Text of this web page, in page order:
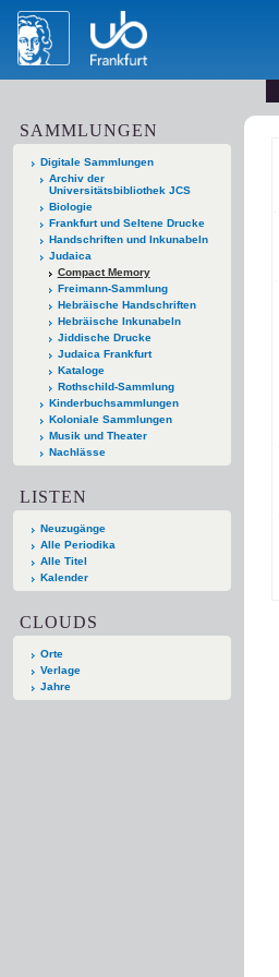
SAMMLUNGEN
Digitale Sammlungen
Archiv der
Universitätsbibliothek JCS
Biologie
Frankfurt und Seltene Drucke
Handschriften und Inkunabeln
Judaica
Compact Memory
Freimann-Sammlung
Hebräische Handschriften
Hebräische Inkunabeln
Jiddische Drucke
Judaica Frankfurt
Kataloge
Rothschild-Sammlung
Kinderbuchsammlungen
Koloniale Sammlungen
Musik und Theater
Nachlässe
LISTEN
Neuzugänge
Alle Periodika
Alle Titel
Kalender
CLOUDS
Orte
Verlage
Jahre